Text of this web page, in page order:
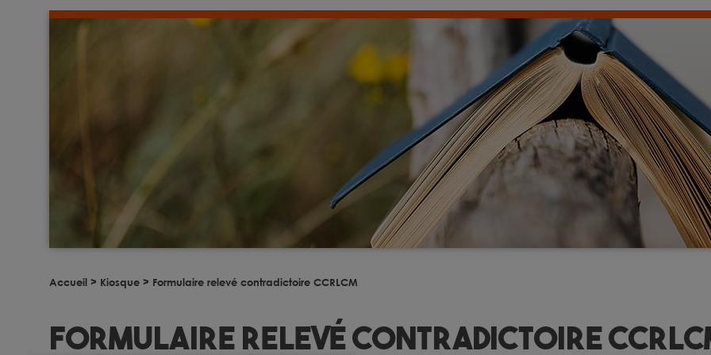
Accueil > Kiosque > Formulaire relevé contradictoire CCRLCM
Formulaire relevé contradictoire